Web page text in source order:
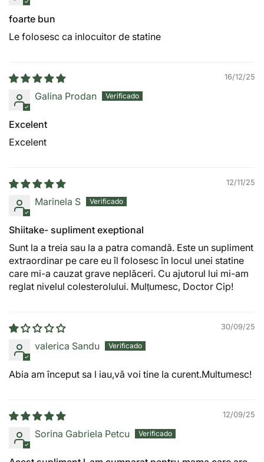
foarte bun
Le folosesc ca inlocuitor de statine
16/12/25
Galina Prodan
Excelent
Excelent
12/11/25
Marinela S
Shiitake- supliment exeptional
Sunt la a treia sau la a patra comandă. Este un supliment
extraordinar pe care eu îl folosesc în locul unei statine
care mi-a cauzat grave neplăceri. Cu ajutorul lui mi-am
reglat nivelul colesterolului. Mulțumesc, Doctor Cip!
30/09/25
valerica Sandu
Abia am început sa l iau,vă voi tine la curent.Multumesc!
12/09/25
Sorina Gabriela Petcu